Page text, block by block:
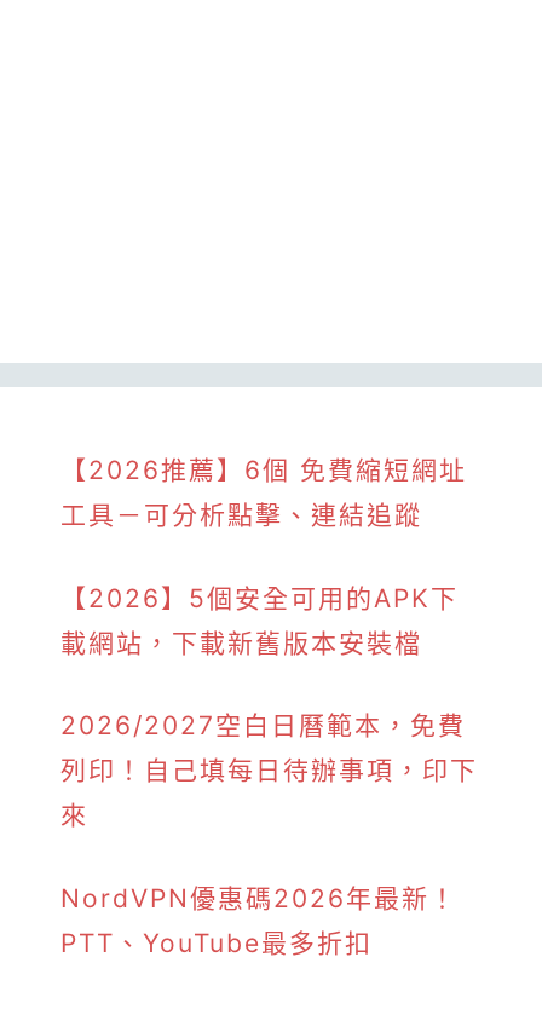
【2026推薦】6個 免費縮短網址
工具－可分析點擊、連結追蹤
【2026】5個安全可用的APK下
載網站，下載新舊版本安裝檔
2026/2027空白日曆範本，免費
列印！自己填每日待辦事項，印下
來
NordVPN優惠碼2026年最新！
PTT、YouTube最多折扣